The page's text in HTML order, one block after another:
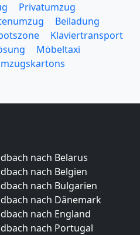
Privatumzug
Beiladung
Klaviertransport
Möbeltaxi
nach Belarus
nach Belgien
nach Bulgarien
nach Dänemark
nach England
nach Portugal